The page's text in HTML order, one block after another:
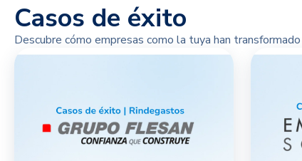
Casos de éxito
Descubre cómo empresas como la tuya han